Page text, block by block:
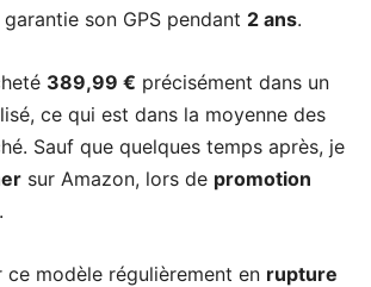
son GPS pendant 2 ans.
389,99 € précisément dans un
ce qui est dans la moyenne des
Sauf que quelques temps après, je
sur Amazon, lors de promotion
.
ce modèle régulièrement en rupture